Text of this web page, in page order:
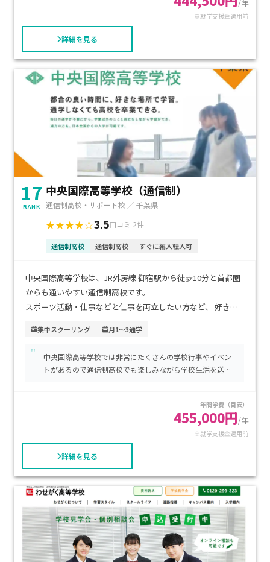
レポートでわからないことがあれば、Webサイトから気軽に
質問できる環境も整っており、サポート体制は万全です。
生徒数が100人以下のため、一人一人に目が行き届く丁寧な指
導が行われています。
県内通信制高校の中で最も退学者が少なく、卒業率が98%と
非常に高い学校です。
/年
※就学支援金適用前
詳細を見る
17
RANK
中央国際高等学校（通信制）
通信制高校・サポート校 ／ 千葉県
★★★★☆3.5口コミ 2件
通信制高校 通信制高校 すぐに編入転入可
中央国際高等学校は、JR外房線 御宿駅から徒歩10分と首都圏
からも通いやすい通信制高校です。
スポーツ活動・仕事などと仕事を両立したい方など、 好きな
リングとなります。
集中スクーリングでは、自然に囲まれた本校で、地元の方・友
本校などの学習センターに週1回から通学可能な学習センター
担任の先生が一人ひとりにつき、学習面・精神面でのサポート
を受けられます。
授業料は1単位あたり15,000円で別途入学金と教育運営費
30,000円が必要です。
学費免除制度もあり、就学支援金の利用も可能です。
集中スクーリング 月1～3通学
"
中央国際高等学校では非常にたくさんの学校行事やイベン
トがあるので通信制高校でも楽しみながら学校生活を送る
年間学費（目安）
455,000円/年
※就学支援金適用前
詳細を見る